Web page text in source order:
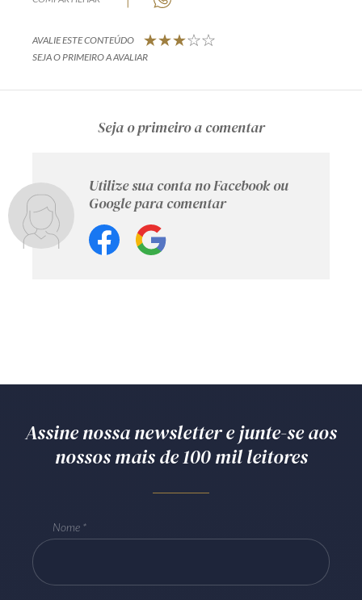
AVALIE ESTE CONTEÚDO
SEJA O PRIMEIRO A AVALIAR
Seja o primeiro a comentar
Utilize sua conta no Facebook ou
Google para comentar
Assine nossa newsletter e junte-se aos
nossos mais de 100 mil leitores
Nome